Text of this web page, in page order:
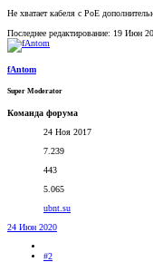
Не хватает кабеля с PoE
Последнее редактирование: 19 Июн
fAntom
Super Moderator
Команда форума
24 Ноя 2017
7.239
443
5.065
ubnt.su
24 Июн 2020
#2